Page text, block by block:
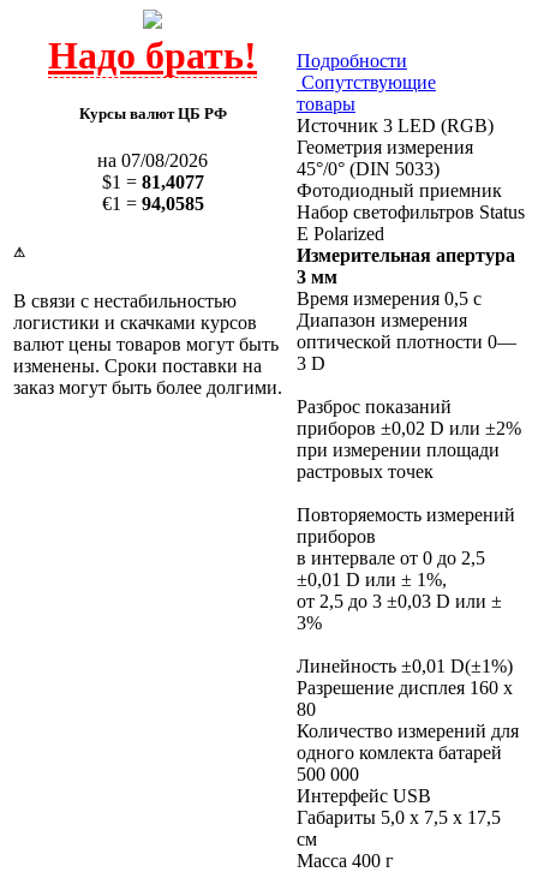
Подробности
Сопутствующие
товары
Источник 3 LED (RGB)
Геометрия измерения
45°/0° (DIN 5033)
Фотодиодный приемник
Набор светофильтров Status
E Polarized
Измерительная апертура
3 мм
Время измерения 0,5 с
Диапазон измерения
оптической плотности 0—
3 D
Разброс показаний
приборов ±0,02 D или ±2%
при измерении площади
растровых точек
Повторяемость измерений
приборов
в интервале от 0 до 2,5
±0,01 D или ± 1%,
от 2,5 до 3 ±0,03 D или ±
3%
Линейность ±0,01 D(±1%)
Разрешение дисплея 160 х
80
Количество измерений для
одного комлекта батарей
500 000
Интерфейс USB
Габариты 5,0 x 7,5 x 17,5
см
Масса 400 г
Курсы валют ЦБ РФ
на 07/08/2026
$1 = 81,4077
€1 = 94,0585
⚠
В связи с нестабильностью
логистики и скачками курсов
валют цены товаров могут быть
изменены. Сроки поставки на
заказ могут быть более долгими.